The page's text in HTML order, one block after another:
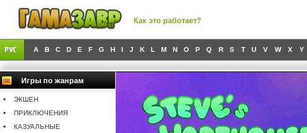
Как это работает?
A B C D E F G H I J K L M N O P Q R S T U V W X Y
Игры по жанрам
ЭКШЕН
ПРИКЛЮЧЕНИЯ
КАЗУАЛЬНЫЕ